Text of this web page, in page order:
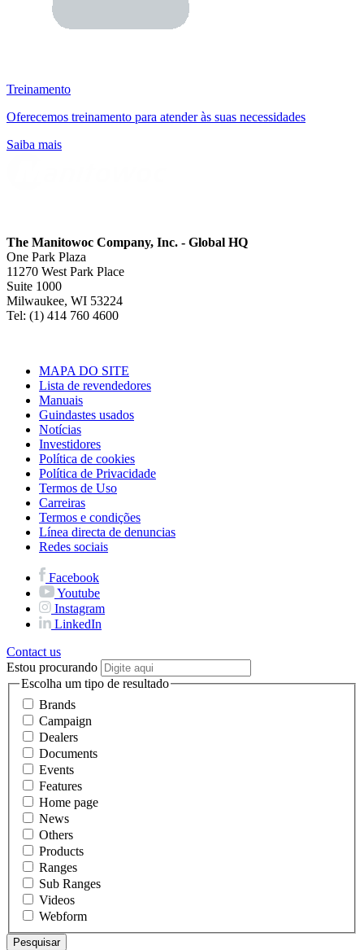
Treinamento
Oferecemos treinamento para atender às suas necessidades
Saiba mais
The Manitowoc Company, Inc. - Global HQ
One Park Plaza
11270 West Park Place
Suite 1000
Milwaukee, WI 53224
Tel: (1) 414 760 4600
MAPA DO SITE
Lista de revendedores
Manuais
Guindastes usados
Notícias
Investidores
Política de cookies
Política de Privacidade
Termos de Uso
Carreiras
Termos e condições
Línea directa de denuncias
Redes sociais
Facebook
Youtube
Instagram
LinkedIn
Contact us
Estou procurando
Escolha um tipo de resultado
Brands
Campaign
Dealers
Documents
Events
Features
Home page
News
Others
Products
Ranges
Sub Ranges
Videos
Webform